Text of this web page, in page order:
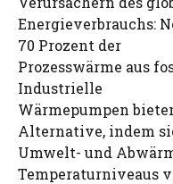
Energieverbrauchs:
70 Prozent der
Prozesswärme aus
Industrielle
Wärmepumpen
Alternative, indem
Umwelt- und
Temperaturniveaus